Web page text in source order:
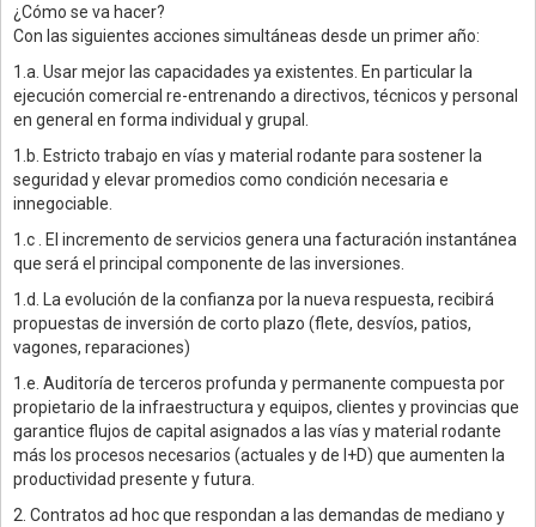
¿Cómo se va hacer?
Con las siguientes acciones simultáneas desde un primer año:
1.a. Usar mejor las capacidades ya existentes. En particular la
ejecución comercial re-entrenando a directivos, técnicos y personal
en general en forma individual y grupal.
1.b. Estricto trabajo en vías y material rodante para sostener la
seguridad y elevar promedios como condición necesaria e
innegociable.
1.c . El incremento de servicios genera una facturación instantánea
que será el principal componente de las inversiones.
1.d. La evolución de la confianza por la nueva respuesta, recibirá
propuestas de inversión de corto plazo (flete, desvíos, patios,
vagones, reparaciones)
1.e. Auditoría de terceros profunda y permanente compuesta por
propietario de la infraestructura y equipos, clientes y provincias que
garantice flujos de capital asignados a las vías y material rodante
más los procesos necesarios (actuales y de I+D) que aumenten la
productividad presente y futura.
2. Contratos ad hoc que respondan a las demandas de mediano y